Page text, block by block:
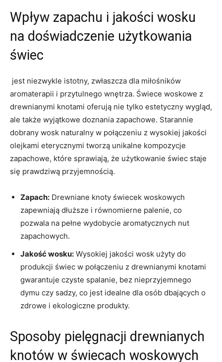
Wpływ zapachu​ i⁣ jakości wosku
na ⁢doświadczenie użytkowania
świec
​ jest‍ niezwykle⁢ istotny, ⁣zwłaszcza ⁢dla miłośników
aromaterapii i przytulnego wnętrza.⁣ Świece woskowe z
drewnianymi knotami oferują nie tylko estetyczny wygląd,
⁤ale także⁤ wyjątkowe doznania ‍zapachowe. Starannie
⁢dobrany wosk naturalny w połączeniu ⁤z wysokiej jakości
⁢olejkami‌ eterycznymi tworzą unikalne ‍kompozycje
zapachowe, które⁣ sprawiają, że użytkowanie świec staje
się prawdziwą przyjemnością.
Zapach: ⁢Drewniane knoty świecek woskowych
zapewniają dłuższe i równomierne palenie, co
pozwala na pełne wydobycie aromatycznych nut
zapachowych.
Jakość wosku: Wysokiej jakości wosk użyty do
produkcji ⁢świec‍ w ⁢połączeniu ⁢z drewnianymi knotami
gwarantuje czyste spalanie, bez nieprzyjemnego
dymu czy‍ sadzy, co‍ jest⁤ idealne dla osób dbających o ​
zdrowe i ekologiczne ⁣produkty.
Sposoby pielęgnacji drewnianych
knotów w‍ świecach woskowych